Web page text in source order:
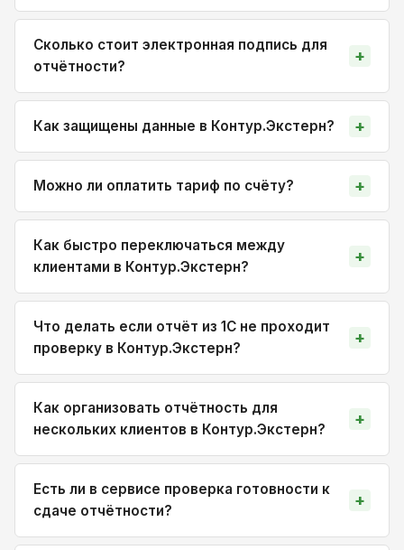
Сколько стоит электронная подпись для
отчётности?
Как защищены данные в Контур.Экстерн?
Можно ли оплатить тариф по счёту?
Как быстро переключаться между
клиентами в Контур.Экстерн?
Что делать если отчёт из 1С не проходит
проверку в Контур.Экстерн?
Как организовать отчётность для
нескольких клиентов в Контур.Экстерн?
Есть ли в сервисе проверка готовности к
сдаче отчётности?